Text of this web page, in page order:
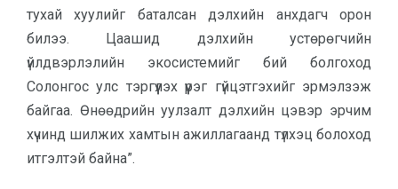
тухай хуулийг баталсан дэлхийн анхдагч орон
билээ. Цаашид дэлхийн устөрөгчийн
үйлдвэрлэлийн экосистемийг бий болгоход
Солонгос улс тэргүүлэх үүрэг гүйцэтгэхийг эрмэлзэж
байгаа. Өнөөдрийн уулзалт дэлхийн цэвэр эрчим
хүчинд шилжих хамтын ажиллагаанд түлхэц болоход
итгэлтэй байна”.